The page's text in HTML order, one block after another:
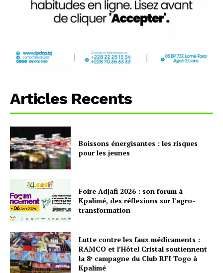
Articles Recents
Boissons énergisantes : les risques
pour les jeunes
Foire Adjafi 2026 : son forum à
Kpalimé, des réflexions sur l’agro-
transformation
Lutte contre les faux médicaments :
RAMCO et l’Hôtel Cristal soutiennent
la 8ᵉ campagne du Club RFI Togo à
Kpalimé